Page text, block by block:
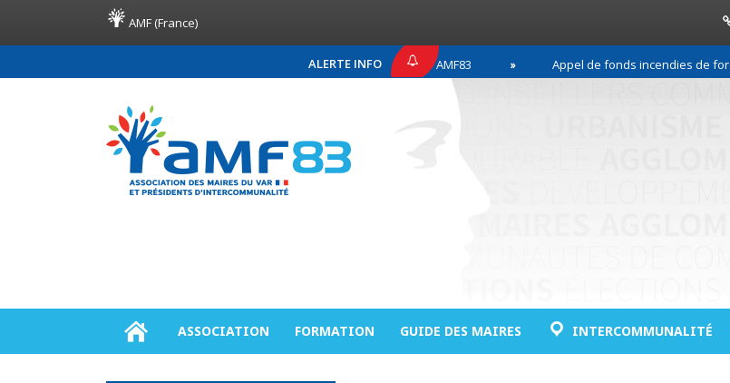
AMF (France)
ALERTE INFO
COMMUNIQUÉ DE PRESSE AMF83 Appel de fonds incendies de forêt
ASSOCIATION FORMATION GUIDE DES MAIRES INTERCOMMUNALITÉ